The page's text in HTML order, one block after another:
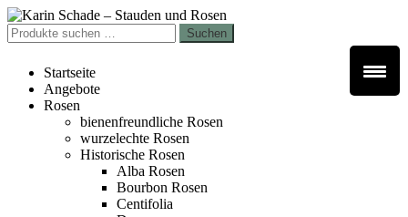
Zur
Navigation
springen
Zum
Inhalt
springen
Suchen
nach:
Suchen
Startseite
Angebote
Rosen
bienenfreundliche Rosen
wurzelechte Rosen
Historische Rosen
Alba Rosen
Bourbon Rosen
Centifolia